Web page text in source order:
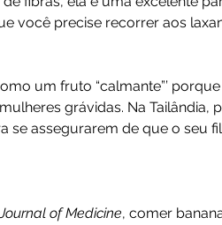
você precise recorrer aos
um fruto “calmante”’
grávidas. Na Tailândia,
se assegurarem de que o seu
of Medicine, comer